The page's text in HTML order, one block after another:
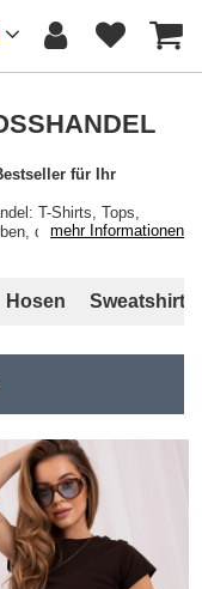
für Ihr
T-Shirts, Tops,
die sich das ganze
für Ihre Boutique
mehr Informationen
Hosen Sweatshirts